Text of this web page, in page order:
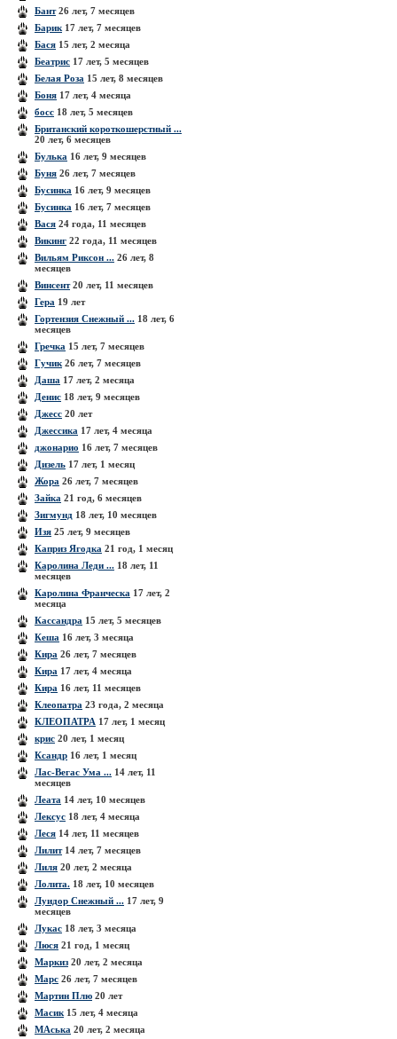
Бант26 лет, 7 месяцев
Барик 17 лет, 7 месяцев
Бася 15 лет, 2 месяца
Беатрис 17 лет, 5 месяцев
Белая Роза 15 лет, 8 месяцев
Боня 17 лет, 4 месяца
босс 18 лет, 5 месяцев
Британский короткошерстный ...
20 лет, 6 месяцев
Булька 16 лет, 9 месяцев
Буня 26 лет, 7 месяцев
Бусинка 16 лет, 9 месяцев
Бусинка 16 лет, 7 месяцев
Вася 24 года, 11 месяцев
Викинг 22 года, 11 месяцев
Вильям Риксон ... 26 лет, 8
месяцев
Винсент20 лет, 11 месяцев
Гера 19 лет
Гортензия Снежный ... 18 лет, 6
месяцев
Гречка 15 лет, 7 месяцев
Гучик 26 лет, 7 месяцев
Даша 17 лет, 2 месяца
Денис 18 лет, 9 месяцев
Джесс 20 лет
Джессика 17 лет, 4 месяца
джонарио 16 лет, 7 месяцев
Дизель 17 лет, 1 месяц
Жора 26 лет, 7 месяцев
Зайка 21 год, 6 месяцев
Зигмунд 18 лет, 10 месяцев
Изя 25 лет, 9 месяцев
Каприз Ягодка 21 год, 1 месяц
Каролина Леди ... 18 лет, 11
месяцев
Каролина Франческа 17 лет, 2
месяца
Кассандра 15 лет, 5 месяцев
Кеша 16 лет, 3 месяца
Кира 26 лет, 7 месяцев
Кира 17 лет, 4 месяца
Кира 16 лет, 11 месяцев
Клеопатра 23 года, 2 месяца
КЛЕОПАТРА 17 лет, 1 месяц
крис 20 лет, 1 месяц
Ксандр 16 лет, 1 месяц
Лас-Вегас Ума ... 14 лет, 11
месяцев
Леата 14 лет, 10 месяцев
Лексус 18 лет, 4 месяца
Леся 14 лет, 11 месяцев
Лилит14 лет, 7 месяцев
Лиля 20 лет, 2 месяца
Лолита. 18 лет, 10 месяцев
Луидор Снежный ... 17 лет, 9
месяцев
Лукас 18 лет, 3 месяца
Люся 21 год, 1 месяц
Маркиз20 лет, 2 месяца
Марс 26 лет, 7 месяцев
Мартин Плю 20 лет
Масик 15 лет, 4 месяца
МАська 20 лет, 2 месяца